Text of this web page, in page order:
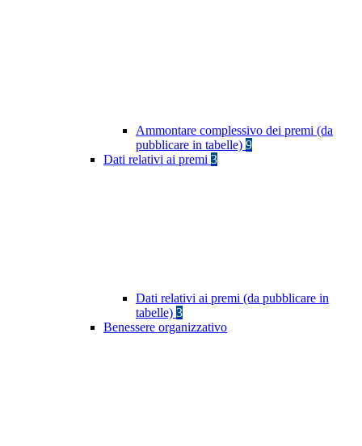
Ammontare complessivo dei premi (da
pubblicare in tabelle) 9
Dati relativi ai premi 3
Dati relativi ai premi (da pubblicare in
tabelle) 3
Benessere organizzativo